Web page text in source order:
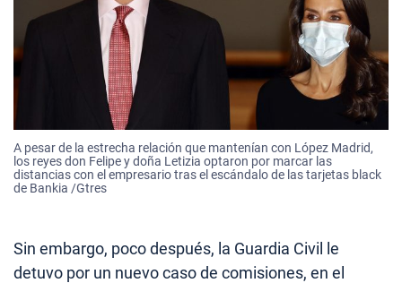
A pesar de la estrecha relación que mantenían con López Madrid,
los reyes don Felipe y doña Letizia optaron por marcar las
distancias con el empresario tras el escándalo de las tarjetas black
de Bankia /Gtres
Sin embargo, poco después, la Guardia Civil le
detuvo por un nuevo caso de comisiones, en el